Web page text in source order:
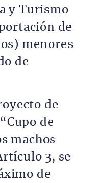
y Turismo
de
menores
de
de
de
machos
3, se
de